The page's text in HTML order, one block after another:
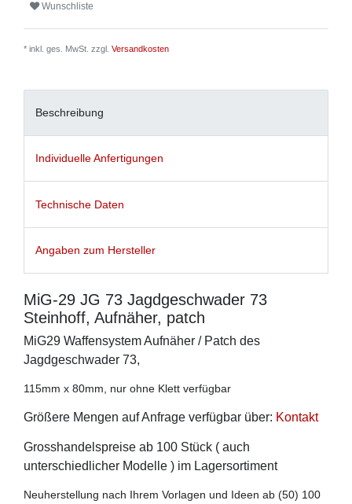
Wunschliste
* inkl. ges. MwSt. zzgl. Versandkosten
Beschreibung
Individuelle Anfertigungen
Technische Daten
Angaben zum Hersteller
MiG-29 JG 73 Jagdgeschwader 73
Steinhoff, Aufnäher, patch
MiG29 Waffensystem Aufnäher / Patch des
Jagdgeschwader 73,
115mm x 80mm, nur ohne Klett verfügbar
Größere Mengen auf Anfrage verfügbar über: Kontakt
Grosshandelspreise ab 100 Stück ( auch
unterschiedlicher Modelle ) im Lagersortiment
Neuherstellung nach Ihrem Vorlagen und Ideen ab (50) 100